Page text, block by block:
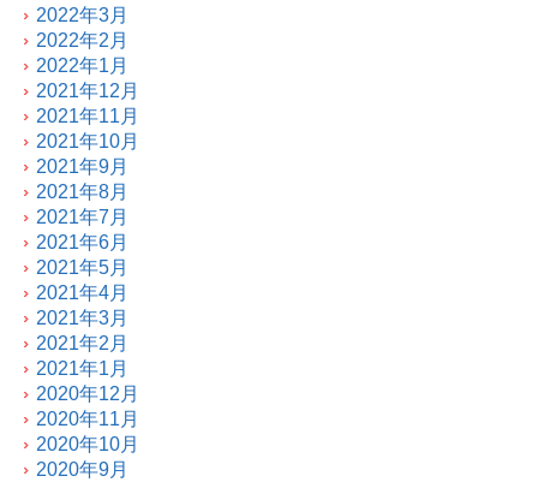
2022年3月
2022年2月
2022年1月
2021年12月
2021年11月
2021年10月
2021年9月
2021年8月
2021年7月
2021年6月
2021年5月
2021年4月
2021年3月
2021年2月
2021年1月
2020年12月
2020年11月
2020年10月
2020年9月